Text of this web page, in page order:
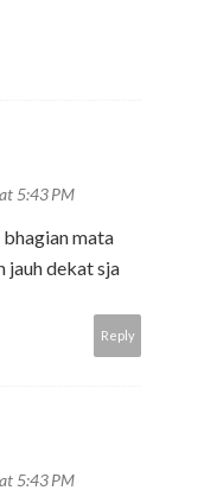
5:43 PM
mata
jauh dekat sja
Reply
5:43 PM